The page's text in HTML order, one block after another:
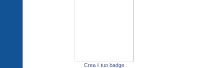
Crea il tuo badge